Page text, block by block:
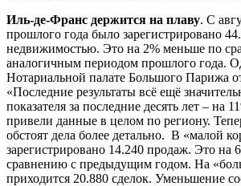
Иль-де-Франс держится на плаву. С
прошлого года было зарегистрировано
недвижимостью. Это на 2% меньше по
аналогичным периодом прошлого года.
Нотариальной палате Большого Парижа
«Последние результаты всё ещё
показателя за последние десять лет – на
привели данные в целом по региону.
обстоят дела более детально. В «малой
зарегистрировано 14.240 продаж. Это на
сравнению с предыдущим годом. На
приходится 20.880 сделок. Уменьшение